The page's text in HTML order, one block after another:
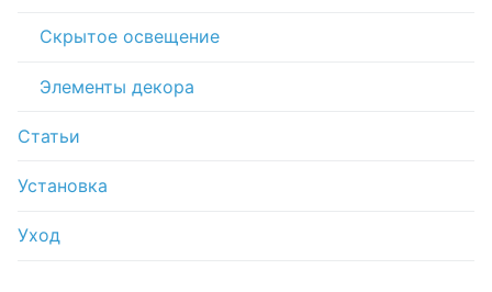
Скрытое освещение
Элементы декора
Статьи
Установка
Уход